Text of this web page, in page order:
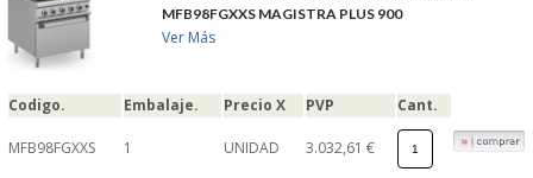
MFB98FGXXS MAGISTRA PLUS 900
Ver Más
Codigo. Embalaje. Precio X PVP Cant.
MFB98FGXXS 1 UNIDAD 3.032,61 €